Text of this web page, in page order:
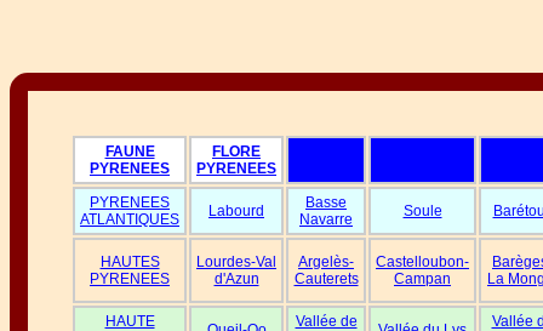
FAUNE
PYRENEES
FLORE
PYRENEES
PYRENEES
ATLANTIQUES
Labourd
Basse
Navarre
Soule
HAUTES
PYRENEES
Lourdes-Val
d'Azun
Argelès-
Cauterets
Castelloubon-
Campan
La
HAUTE
Vallée de
Vallée